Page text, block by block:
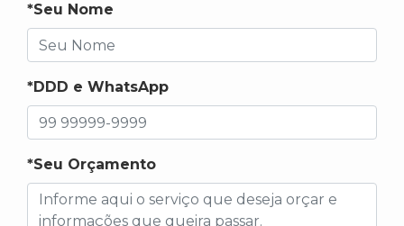
*Seu Nome
*DDD e WhatsApp
*Seu Orçamento